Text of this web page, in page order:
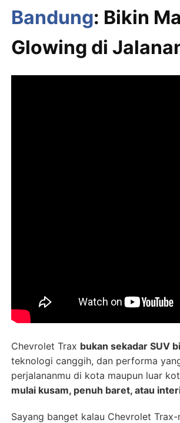
Bandung: Bikin
Glowing di
Chevrolet Trax bukan sekadar SUV
teknologi canggih, dan performa
perjalananmu di kota maupun luar
mulai kusam, penuh baret, atau
Sayang banget kalau Chevrolet